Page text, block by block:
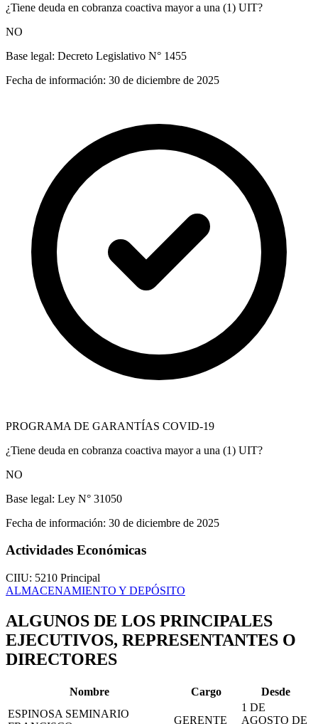
¿Tiene deuda en cobranza coactiva mayor a una (1) UIT?
NO
Base legal: Decreto Legislativo N° 1455
Fecha de información: 30 de diciembre de 2025
PROGRAMA DE GARANTÍAS COVID-19
¿Tiene deuda en cobranza coactiva mayor a una (1) UIT?
NO
Base legal: Ley N° 31050
Fecha de información: 30 de diciembre de 2025
Actividades Económicas
CIIU: 5210 Principal
ALMACENAMIENTO Y DEPÓSITO
ALGUNOS DE LOS PRINCIPALES
EJECUTIVOS, REPRESENTANTES O
DIRECTORES
Nombre Cargo
Desde
ESPINOSA SEMINARIO
GERENTE
1 DE
AGOSTO DE